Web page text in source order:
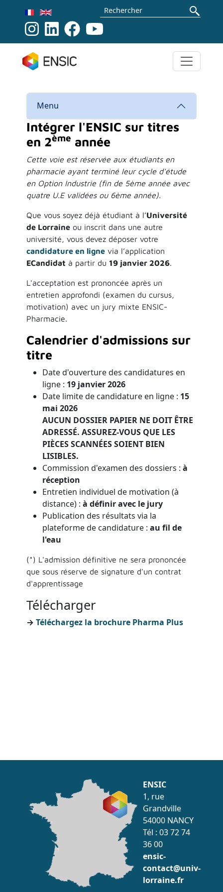
Aller au contenu principalRechercher
Menu
Intégrer l'ENSIC sur titres
en 2ème année
Cette voie est réservée aux étudiants en
pharmacie ayant terminé leur cycle d'étude
en Option Industrie (fin de 5ème année avec
quatre U.E validées ou 6ème année).
Que vous soyez déjà étudiant à l’Université
de Lorraineou inscrit dans une autre
université, vous devez déposer votre
candidature en lignevia l’application
ECandidat à partir du 19 janvier 2026.
L'acceptation est prononcée après un
entretien approfondi (examen du cursus,
motivation) avec un jury mixte ENSIC-
Pharmacie.
Calendrier d'admissions sur
titre
Date d'ouverture des candidatures en
ligne : 19 janvier 2026
Date limite de candidature en ligne : 15
mai 2026
AUCUN DOSSIER PAPIER NE DOIT ÊTRE
ADRESSÉ. ASSUREZ-VOUS QUE LES
PIÈCES SCANNÉES SOIENT BIEN
LISIBLES.
Commission d'examen des dossiers : à
réception
Entretien individuel de motivation (à
distance) : à définir avec le jury
Publication des résultats via la
plateforme de candidature : au fil de
l'eau
(*) L'admission définitive ne sera prononcée
que sous réserve de signature d'un contrat
d'apprentissage
Télécharger
→ Téléchargez la brochure Pharma Plus
ENSIC
1, rue
Grandville
54000 NANCY
Tél : 03 72 74
36 00
ensic-
contact@univ-
lorraine.fr